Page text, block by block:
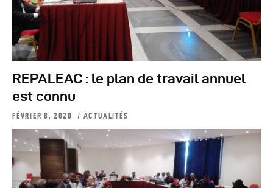
REPALEAC : le plan de travail annuel
est connu
FÉVRIER 8, 2020 ACTUALITÉS